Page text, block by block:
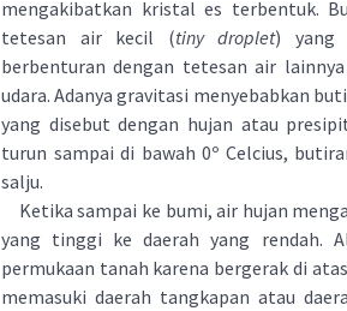
mengakibatkan kristal es terbentuk.
tetesan air kecil (tiny droplet) yang
berbenturan dengan tetesan air
udara. Adanya gravitasi menyebabkan
yang disebut dengan hujan atau
turun sampai di bawah 0º Celcius,
salju.
Ketika sampai ke bumi, air hujan
yang tinggi ke daerah yang rendah.
permukaan tanah karena bergerak di
memasuki daerah tangkapan atau